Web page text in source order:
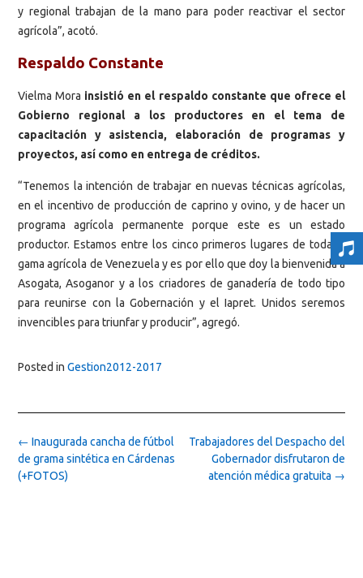
y regional trabajan de la mano para poder reactivar el sector
agrícola”, acotó.
Respaldo Constante
Vielma Mora insistió en el respaldo constante que ofrece el
Gobierno regional a los productores en el tema de
capacitación y asistencia, elaboración de programas y
proyectos, así como en entrega de créditos.
“Tenemos la intención de trabajar en nuevas técnicas agrícolas,
en el incentivo de producción de caprino y ovino, y de hacer un
programa agrícola permanente porque este es un estado
productor. Estamos entre los cinco primeros lugares de toda la
gama agrícola de Venezuela y es por ello que doy la bienvenida a
Asogata, Asoganor y a los criadores de ganadería de todo tipo
para reunirse con la Gobernación y el Iapret. Unidos seremos
invencibles para triunfar y producir”, agregó.
Posted in Gestion2012-2017
Post
navigation
Trabajadores del Despacho del
Gobernador disfrutaron de
atención médica gratuita →
← Inaugurada cancha de fútbol
de grama sintética en Cárdenas
(+FOTOS)